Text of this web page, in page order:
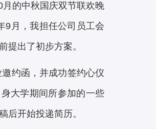
的中秋国庆双节联欢晚
9月，我担任公司员工会
提出了初步方案。
约函，并成功签约心仪
大学期间所参加的一些
后开始投递简历。